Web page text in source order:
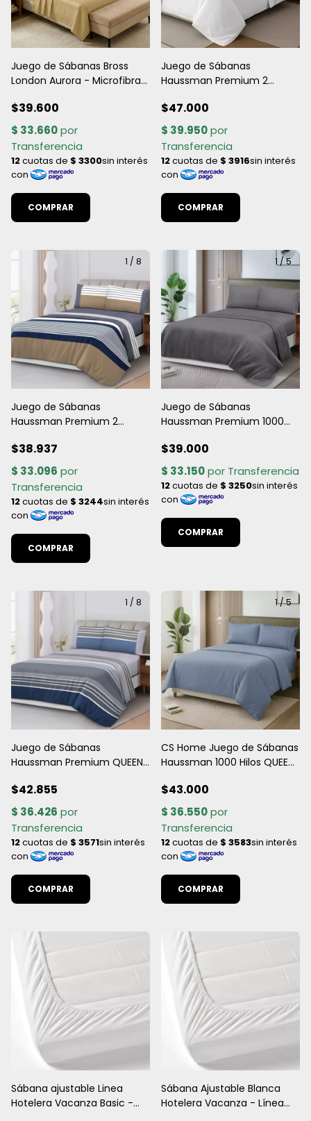
Juego de Sábanas Bross
London Aurora - Microfibra
$39.600
COMPRAR
Juego de Sábanas
Haussman Premium 2
Suave y Confortable
$47.000
COMPRAR
1 / 8
Juego de Sábanas
Haussman Premium 2
Estampada Suave y
Confortable
$38.937
COMPRAR
1 /5
Juego de Sábanas
Haussman Premium 1000
Microfibra Lisa Suave y
Confortable
$39.000
COMPRAR
1 / 8
Juego de Sábanas
Haussman Premium QUEEN
Suave y Confortable
$42.855
COMPRAR
1/5
CS Home Juego de Sábanas
Haussman 1000 Hilos QUEEN
Lisa Suave
$43.000
COMPRAR
Sábana ajustable Linea
Hotelera Vacanza Basic -
Sábana Ajustable Blanca
Hotelera Vacanza - Línea